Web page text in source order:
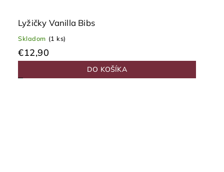
Lyžičky Vanilla Bibs
Skladom (1 ks)
€12,90
DO KOŠÍKA